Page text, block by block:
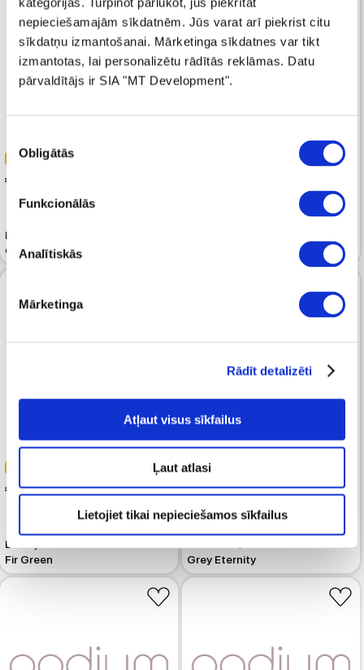
nepieciešamajām sīkdatnēm. Jūs varat arī piekrist citu
sīkdatņu izmantošanai. Mārketinga sīkdatnes var tikt
izmantotas, lai personalizētu rādītās reklāmas. Datu
pārvaldītājs ir SIA "MT Development".
izvēle
Obligātās
Funkcionālās
Analītiskās
Mārketinga
Rādīt detalizēti
Atļaut visus sīkfailus
Ļaut atlasi
Lietojiet tikai nepieciešamos sīkfailus
-30%
Dūnu jaka MARC O POLO
Oversize Puffer Artichoke Leaf
149.00 299.99
Dūnu jaka MARC O POLO Puffer
Fir Green
-30%
195.99
Grey Eternity